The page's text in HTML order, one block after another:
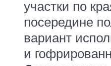
участки по
посередине
вариант
и